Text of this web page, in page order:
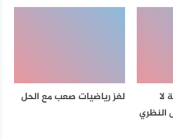
لا
النظري
لغز رياضيات صعب مع الحل